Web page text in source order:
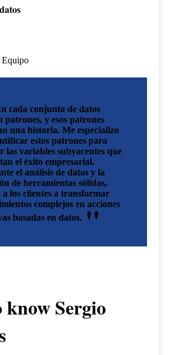
Equipo
cada conjunto de datos
patrones, y esos patrones
una historia. Me especializo
estos patrones para
las variables subyacentes que
el éxito empresarial.
el análisis de datos y la
de herramientas sólidas,
a los clientes a transformar
complejos en acciones
basadas en datos.
knowSergio